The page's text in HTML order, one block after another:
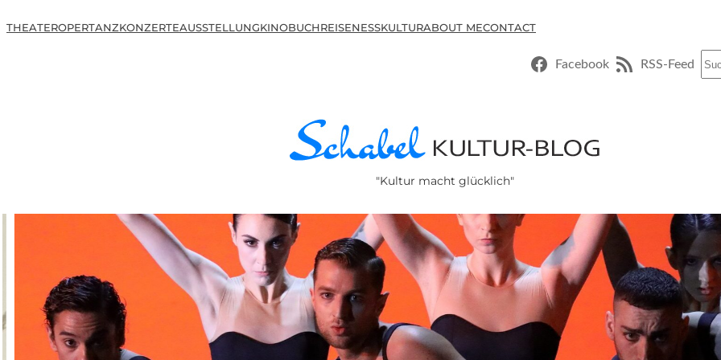
THEATEROPERTANZKONZERTEAUSSTELLUNGKINOBUCHREISENESSKULTURABOUT MECONTACT
Facebook RSS-Feed
"Kultur macht glücklich"